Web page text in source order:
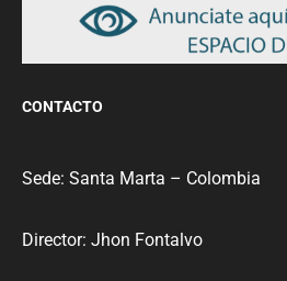
CONTACTO
Sede: Santa Marta – Colombia
Director: Jhon Fontalvo